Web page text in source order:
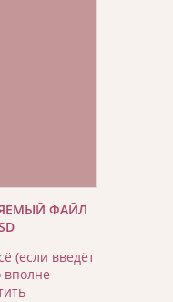
ФАЙЛ
(если введёт
вполне